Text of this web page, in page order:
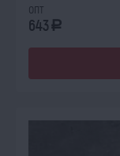
опт
643 a